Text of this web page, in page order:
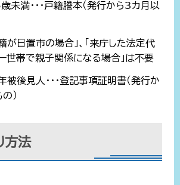
未満・・・戸籍謄本（発行から3カ月以
籍が日置市の場合」、「来庁した法定代
世帯で親子関係になる場合」は不要
後見人・・・登記事項証明書（発行か
）
方法